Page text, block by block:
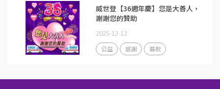
威世登【36週年慶】您是大善人，
謝謝您的贊助
2025-12-12
公益 感謝 募款